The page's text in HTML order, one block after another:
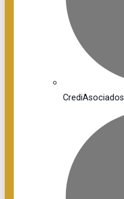
CrediAsociados